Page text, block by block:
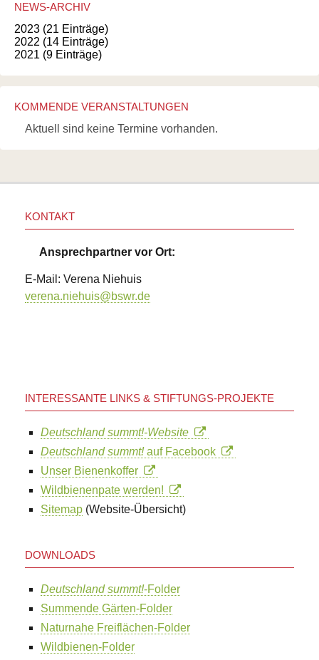
NEWS-ARCHIV
2023 (21 Einträge)
2022 (14 Einträge)
2021 (9 Einträge)
KOMMENDE VERANSTALTUNGEN
Aktuell sind keine Termine vorhanden.
KONTAKT
Ansprechpartner vor Ort:
E-Mail: Verena Niehuis
verena.niehuis@bswr.de
INTERESSANTE LINKS & STIFTUNGS-PROJEKTE
Deutschland summt!-Website
Deutschland summt!auf Facebook
Unser Bienenkoffer
Wildbienenpate werden!
Sitemap (Website-Übersicht)
DOWNLOADS
Deutschland summt!-Folder
Summende Gärten-Folder
Naturnahe Freiflächen-Folder
Wildbienen-Folder